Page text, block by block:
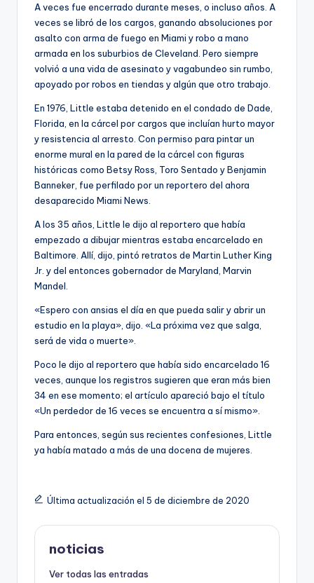
A veces fue encerrado durante meses, o incluso años. A
veces se libró de los cargos, ganando absoluciones por
asalto con arma de fuego en Miami y robo a mano
armada en los suburbios de Cleveland. Pero siempre
volvió a una vida de asesinato y vagabundeo sin rumbo,
apoyado por robos en tiendas y algún que otro trabajo.
En 1976, Little estaba detenido en el condado de Dade,
Florida, en la cárcel por cargos que incluían hurto mayor
y resistencia al arresto. Con permiso para pintar un
enorme mural en la pared de la cárcel con figuras
históricas como Betsy Ross, Toro Sentado y Benjamin
Banneker, fue perfilado por un reportero del ahora
desaparecido Miami News.
A los 35 años, Little le dijo al reportero que había
empezado a dibujar mientras estaba encarcelado en
Baltimore. Allí, dijo, pintó retratos de Martin Luther King
Jr. y del entonces gobernador de Maryland, Marvin
Mandel.
«Espero con ansias el día en que pueda salir y abrir un
estudio en la playa», dijo. «La próxima vez que salga,
será de vida o muerte».
Poco le dijo al reportero que había sido encarcelado 16
veces, aunque los registros sugieren que eran más bien
34 en ese momento; el artículo apareció bajo el título
«Un perdedor de 16 veces se encuentra a sí mismo».
Para entonces, según sus recientes confesiones, Little
ya había matado a más de una docena de mujeres.
Última actualización el 5 de diciembre de 2020
noticias
Ver todas las entradas